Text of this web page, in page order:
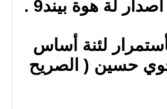
لة هوة بيند9 .
لئنة أساس
حسين ( الصريح